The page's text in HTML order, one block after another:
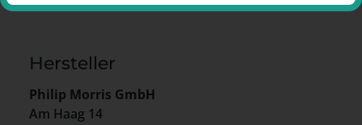
Hersteller
Philip Morris GmbH
Am Haag 14